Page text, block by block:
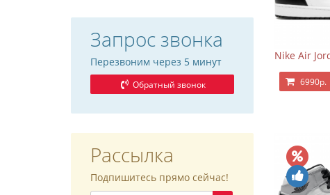
Запрос звонка
Перезвоним через 5 минут
Обратный звонок
Рассылка
Подпишитесь прямо сейчас!
Nike Air
6990р.